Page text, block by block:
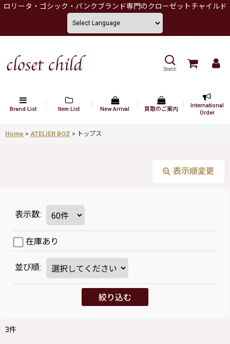
ロリータ・ゴシック・パンクブランド専門のクローゼットチャイルド
Search
Brand List Item List New Arrival 買取のご案内
International
Order
Home > ATELIER BOZ > トップス
表示順変更
表示数:
在庫あり
並び順:
絞り込む
3件